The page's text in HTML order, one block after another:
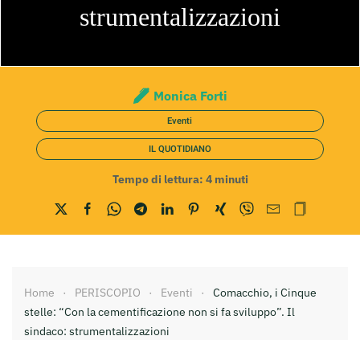
strumentalizzazioni
Monica Forti
Eventi
IL QUOTIDIANO
Tempo di lettura: 4 minuti
Home PERISCOPIO Eventi
Comacchio, i Cinque
stelle: “Con la cementificazione non si fa sviluppo”. Il
sindaco: strumentalizzazioni